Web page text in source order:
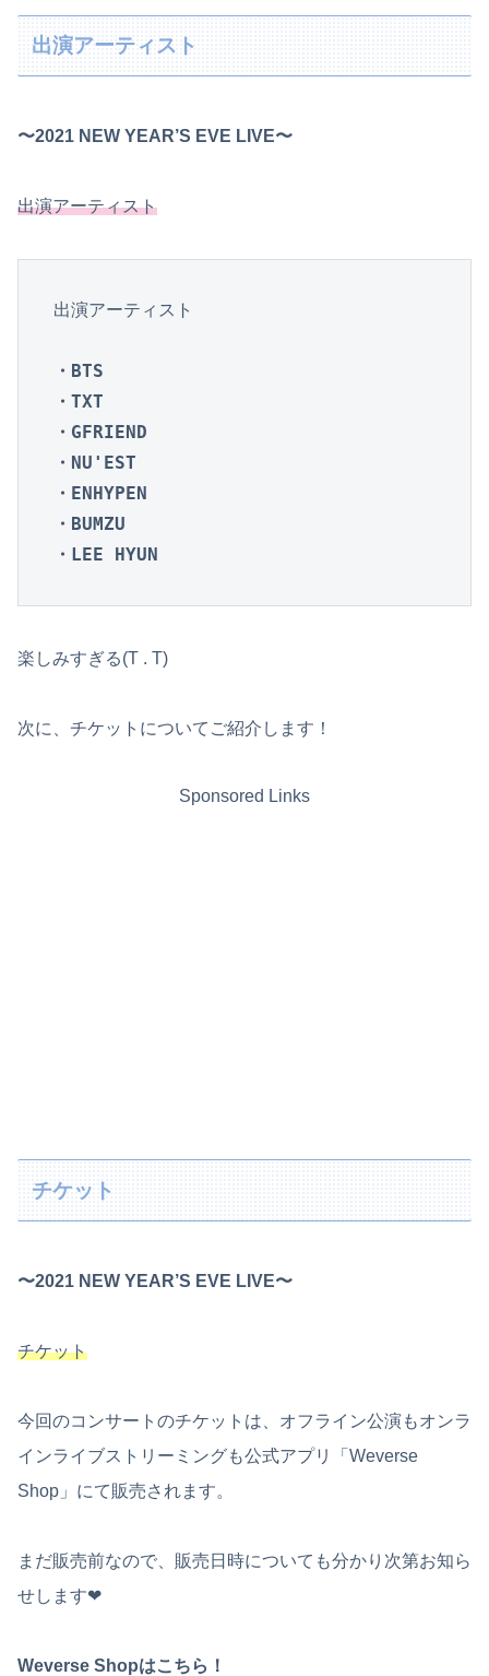
出演アーティスト
〜2021 NEW YEAR’S EVE LIVE〜
出演アーティスト
出演アーティスト
・BTS
・TXT
・GFRIEND
・NU'EST
・ENHYPEN
・BUMZU
・LEE HYUN
楽しみすぎる(T . T)
次に、チケットについてご紹介します！
Sponsored Links
チケット
〜2021 NEW YEAR’S EVE LIVE〜
チケット
今回のコンサートのチケットは、オフライン公演もオンラ
インライブストリーミングも公式アプリ「Weverse
Shop」にて販売されます。
まだ販売前なので、販売日時についても分かり次第お知ら
せします❤︎
Weverse Shopはこちら！